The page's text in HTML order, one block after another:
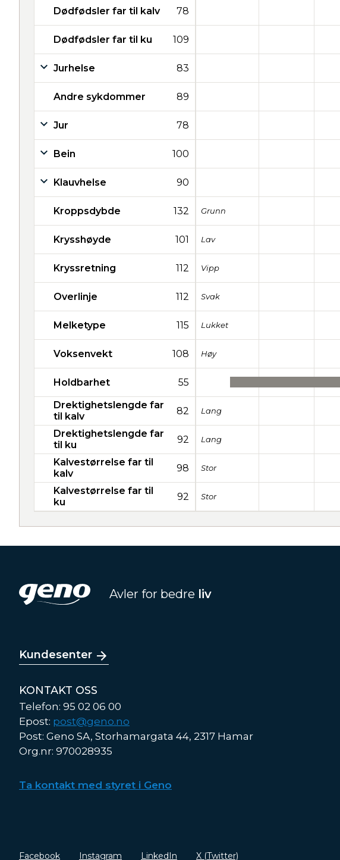
Dødfødsler far til kalv 78
Dødfødsler far til ku 109
Jurhelse 83
Andre sykdommer 89
Jur 78
Bein 100
Klauvhelse 90
Kroppsdybde 132 Grunn
Krysshøyde 101 Lav
Kryssretning 112 Vipp
Overlinje 112 Svak
Melketype 115 Lukket
Voksenvekt 108 Høy
Holdbarhet 55
Drektighetslengde far
til kalv
82 Lang
Drektighetslengde far
til ku
92 Lang
Kalvestørrelse far til
kalv
98 Stor
Kalvestørrelse far til
ku
92 Stor
Avler for bedre liv
Kundesenter
KONTAKT OSS
Telefon: 95 02 06 00
Epost: post@geno.no
Post: Geno SA, Storhamargata 44, 2317 Hamar
Org.nr: 970028935
Ta kontakt med styret i Geno
Facebook Instagram LinkedIn X (Twitter)